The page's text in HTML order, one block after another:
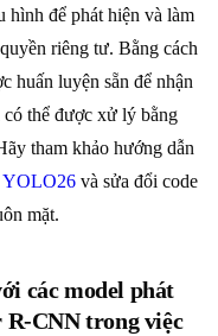
để phát hiện và làm
riêng tư. Bằng cách
huấn luyện sẵn để nhận
có thể được xử lý bằng
tham khảo hướng dẫn
YOLO26 và sửa đổi code
mặt.
các model phát
CNN trong việc